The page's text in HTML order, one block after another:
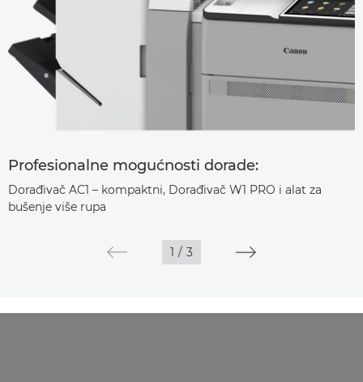
Profesionalne mogućnosti dorade:
Dorađivač AC1 – kompaktni, Dorađivač W1 PRO i alat za
bušenje više rupa
1 / 3